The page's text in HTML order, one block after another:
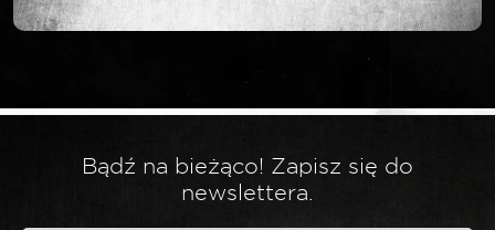
Wymagane pola są oznaczone
*
Twoja opinia*
Bądź na bieżąco! Zapisz się do
newslettera.